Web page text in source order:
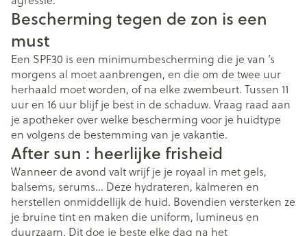
Bescherming tegen de zon is een
must
Een SPF30 is een minimumbescherming die je van ’s
morgens al moet aanbrengen, en die om de twee uur
herhaald moet worden, of na elke zwembeurt. Tussen 11
uur en 16 uur blijf je best in de schaduw. Vraag raad aan
je apotheker over welke bescherming voor je huidtype
en volgens de bestemming van je vakantie.
After sun : heerlijke frisheid
Wanneer de avond valt wrijf je je royaal in met gels,
balsems, serums… Deze hydrateren, kalmeren en
herstellen onmiddellijk de huid. Bovendien versterken ze
je bruine tint en maken die uniform, lumineus en
duurzaam. Dit doe je beste elke dag na het